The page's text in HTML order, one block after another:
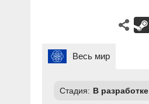
Весь мир
Стадия: В разработке